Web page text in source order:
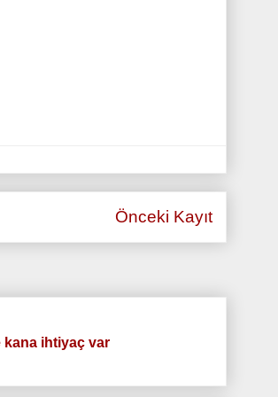
Önceki Kayıt
kana ihtiyaç var